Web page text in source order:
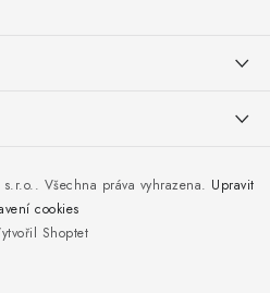
zimě Shoptet
. Všechna práva vyhrazena. Upravit
cookies